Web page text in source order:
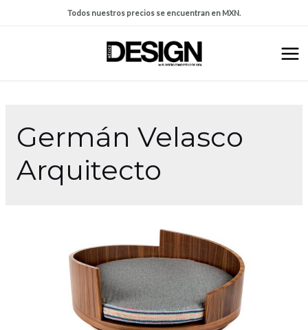
Todos nuestros precios se encuentran en MXN.
Germán Velasco
Arquitecto